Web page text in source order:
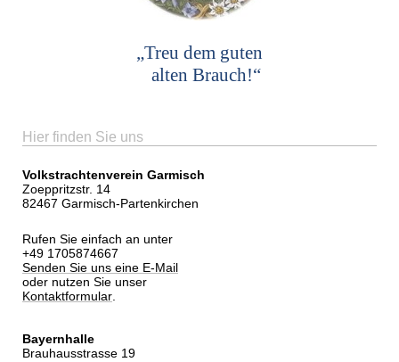
„Treu dem guten
alten Brauch!“
Hier finden Sie uns
Volkstrachtenverein Garmisch
Zoeppritzstr. 14
82467 Garmisch-Partenkirchen
Rufen Sie einfach an unter
+49 1705874667
Senden Sie uns eine E-Mail
oder nutzen Sie unser
Kontaktformular.
Bayernhalle
Brauhausstrasse 19